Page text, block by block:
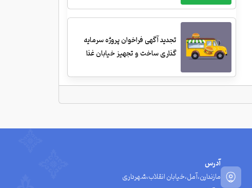
تجدید آگهی فراخوان پروژه سرمایه
گذاری ساخت و تجهیز خیابان غذا
آدرس
مازندارن،آمل،خیابان انقلاب،شهرداری